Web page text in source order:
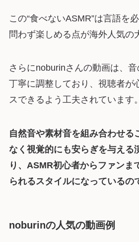
この“食べないASMR”は言語を
問わず楽しめる点が海外人気の
さらにnoburinさんの動画は、
丁寧に調整しており、視聴者が
スできるよう工夫されています。
自然音や素材音を組み合わせる
なく視覚的にも安らぎを与える
り、ASMR初心者からファンま
られるスタイルになっているの
noburinの人気の動画例